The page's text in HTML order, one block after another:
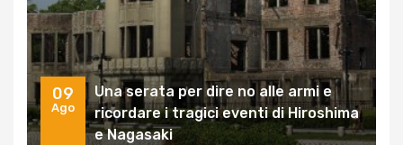
09
Ago
Una serata per dire no alle armi e
ricordare i tragici eventi di Hiroshima
e Nagasaki